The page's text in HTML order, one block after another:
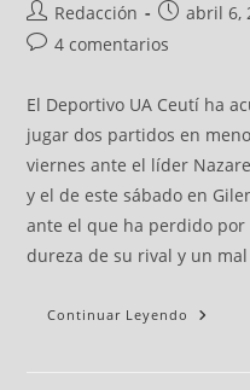
Redacción abril 6,
4 comentarios
El Deportivo UA Ceutí ha
jugar dos partidos en
viernes ante el líder
y el de este sábado en
ante el que ha perdido por
dureza de su rival y un
Continuar Leyendo